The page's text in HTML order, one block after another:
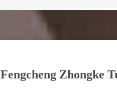
Fengcheng Zhongke